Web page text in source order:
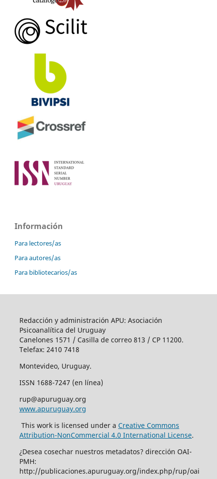
Información
Para lectores/as
Para autores/as
Para bibliotecarios/as
Redacción y administración APU: Asociación
Psicoanalítica del Uruguay
Canelones 1571 / Casilla de correo 813 / CP 11200.
Telefax: 2410 7418
Montevideo, Uruguay.
ISSN 1688-7247 (en línea)
rup@apuruguay.org
www.apuruguay.org
This work is licensed under a Creative Commons
Attribution-NonCommercial 4.0 International License.
¿Desea cosechar nuestros metadatos? dirección OAI-
PMH:
http://publicaciones.apuruguay.org/index.php/rup/oai